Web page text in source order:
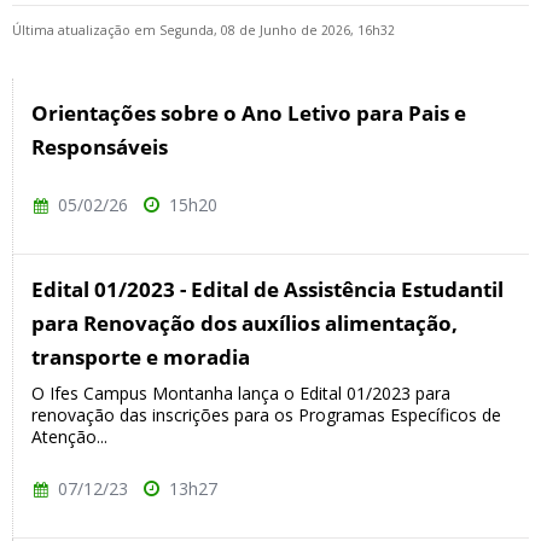
Última atualização em Segunda, 08 de Junho de 2026, 16h32
Orientações sobre o Ano Letivo para Pais e
Responsáveis
05/02/26 15h20
Edital 01/2023 - Edital de Assistência Estudantil
para Renovação dos auxílios alimentação,
transporte e moradia
O Ifes Campus Montanha lança o Edital 01/2023 para
renovação das inscrições para os Programas Específicos de
Atenção...
07/12/23 13h27